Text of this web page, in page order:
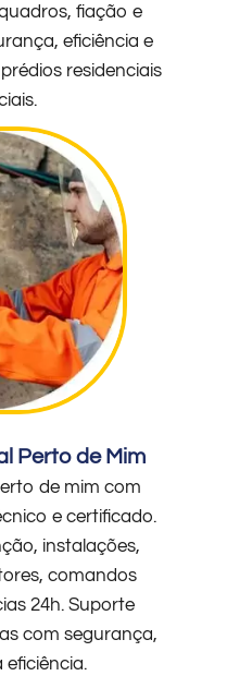
fiação e
eficiência e
residenciais
Perto de Mim
de mim com
e certificado.
instalações,
comandos
24h. Suporte
com segurança,
eficiência.